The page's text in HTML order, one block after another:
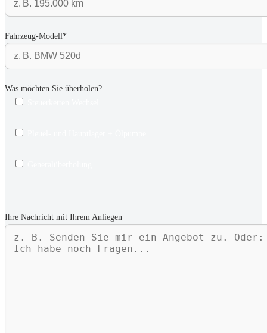
Fahrzeug-Modell*
Was möchten Sie überholen?
Ihre Nachricht mit Ihrem Anliegen